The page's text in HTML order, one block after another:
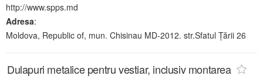
http://www.spps.md
Adresa:
Moldova, Republic of, mun. Chisinau MD-2012. str.Sfatul Țării 26
Dulapuri metalice pentru vestiar, inclusiv montarea